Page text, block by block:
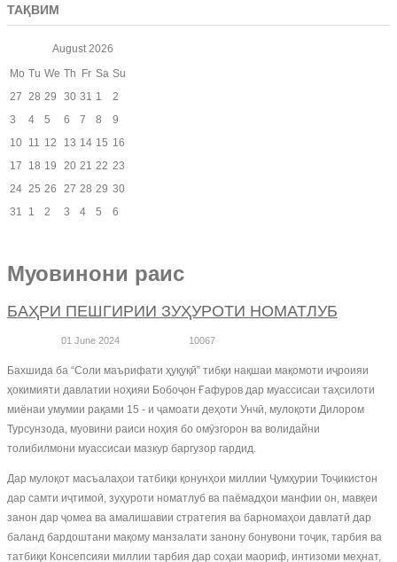
ТАҚВИМ
August 2026
Mo Tu We Th Fr Sa Su
27 28 29 30 31 1
2
3
4 5 6 7 8
9
10 11 12 13 14 15 16
17
18 19 20 21 22 23
24 25 26 27 28 29 30
31
1 2 3 4 5 6
Муовинони раис
БАҲРИ ПЕШГИРИИ ЗУҲУРОТИ НОМАТЛУБ
01 June 2024 10067
Бахшида ба “Соли маърифати ҳуқуқӣ” тибқи нақшаи мақомоти иҷроияи
ҳокимияти давлатии ноҳияи Бобоҷон Ғафуров дар муассисаи таҳсилоти
миёнаи умумии рақами 15 - и ҷамоати деҳоти Унчӣ, мулоқоти Дилором
Турсунзода, муовини раиси ноҳия бо омӯзгорон ва волидайни
толибилмони муассисаи мазкур баргузор гардид.
Дар мулоқот масъалаҳои татбиқи қонунҳои миллии Ҷумҳурии Тоҷикистон
дар самти иҷтимоӣ, зуҳуроти номатлуб ва паёмадҳои манфии он, мавқеи
занон дар ҷомеа ва амалишавии стратегия ва барномаҳои давлатӣ дар
баланд бардоштани мақому манзалати занону бонувони тоҷик, тарбия ва
татбиқи Консепсияи миллии тарбия дар соҳаи маориф, интизоми меҳнат,